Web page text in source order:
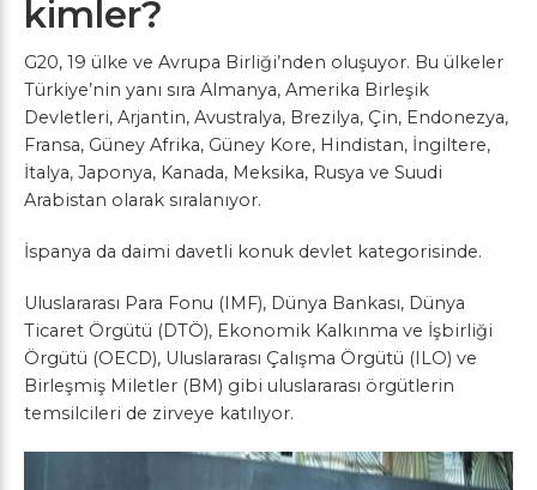
kimler?
G20, 19 ülke ve Avrupa Birliği’nden oluşuyor. Bu ülkeler
Türkiye’nin yanı sıra Almanya, Amerika Birleşik
Devletleri, Arjantin, Avustralya, Brezilya, Çin, Endonezya,
Fransa, Güney Afrika, Güney Kore, Hindistan, İngiltere,
İtalya, Japonya, Kanada, Meksika, Rusya ve Suudi
Arabistan olarak sıralanıyor.
İspanya da daimi davetli konuk devlet kategorisinde.
Uluslararası Para Fonu (IMF), Dünya Bankası, Dünya
Ticaret Örgütü (DTÖ), Ekonomik Kalkınma ve İşbirliği
Örgütü (OECD), Uluslararası Çalışma Örgütü (ILO) ve
Birleşmiş Miletler (BM) gibi uluslararası örgütlerin
temsilcileri de zirveye katılıyor.